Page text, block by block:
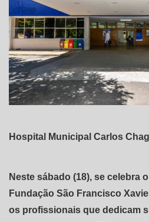
Hospital Municipal Carlos
Neste sábado (18), se celebra
Fundação São Francisco
os profissionais que dedicam